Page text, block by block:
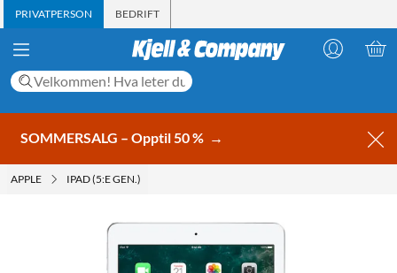
PRIVATPERSON BEDRIFT
SOMMERSALG – Opptil 50 % →
APPLE IPAD (5:E GEN.)